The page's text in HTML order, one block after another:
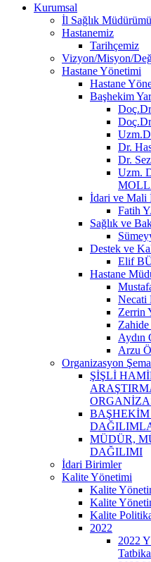
Kurumsal
İl Sağlık
Hastanemiz
Tarihçemiz
Vizyon/Misyon/
Hastane Yönetimi
Hastane
Başhekim
Dr.
Dr.
Uzm.
İdari ve Mali
Fatih
Sağlık ve
Destek ve
Elif
Hastane
Necati
Zerrin
Aydın
Arzu
Organizasyon
ŞİŞLİ
MÜDÜR,
DAĞILIMI
İdari Birimler
Kalite Yönetimi
Kalite
Kalite
Kalite
2022
2022